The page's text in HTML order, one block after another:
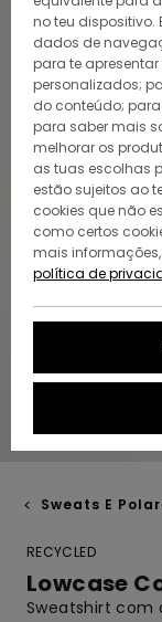
Sweats E
RECYCLED
Lowcase
Sweatshirt com
no teu dispositivo.
dados de
para te
personalizados;
do conteúdo;
para saber mais
melhorar os
as tuas escolhas
estão sujeitos ao
cookies que não
como certos
mais
política de